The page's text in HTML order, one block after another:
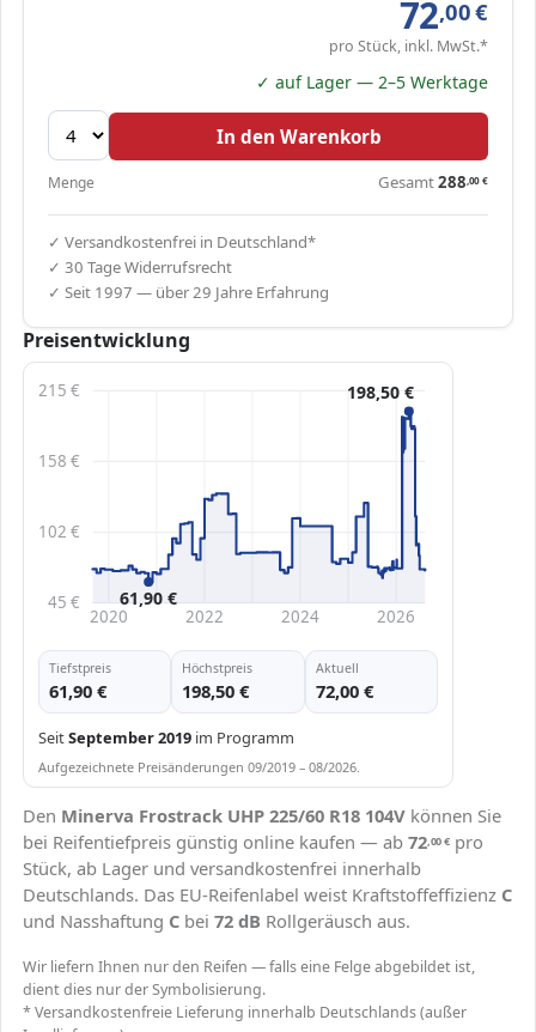
72,00€
pro Stück, inkl. MwSt.*
✓ auf Lager — 2–5 Werktage
In den Warenkorb
Menge Gesamt288,00€
✓ Versandkostenfrei in Deutschland*
✓ 30 Tage Widerrufsrecht
✓ Seit 1997 — über 29 Jahre Erfahrung
Preisentwicklung
45 €
102 €
158 €
215 €
2020 2022 2024 2026
198,50 €
61,90 €
Tiefstpreis
61,90 €
Höchstpreis
198,50 €
Aktuell
72,00 €
SeitSeptember 2019 im Programm
Aufgezeichnete Preisänderungen 09/2019 – 08/2026.
Den Minerva Frostrack UHP 225/60 R18 104V können Sie
bei Reifentiefpreis günstig online kaufen — ab 72,00€ pro
Stück, ab Lager und versandkostenfrei innerhalb
Deutschlands. Das EU-Reifenlabel weist Kraftstoffeffizienz C
und Nasshaftung C bei 72 dB Rollgeräusch aus.
Wir liefern Ihnen nur den Reifen — falls eine Felge abgebildet ist,
dient dies nur der Symbolisierung.
* Versandkostenfreie Lieferung innerhalb Deutschlands (außer